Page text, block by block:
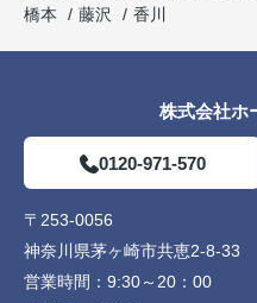
橋本
藤沢 香川
株式会社ホ
0120-971-570
〒253-0056
神奈川県茅ヶ崎市共恵2-8-33
営業時間： 9:30～20：00